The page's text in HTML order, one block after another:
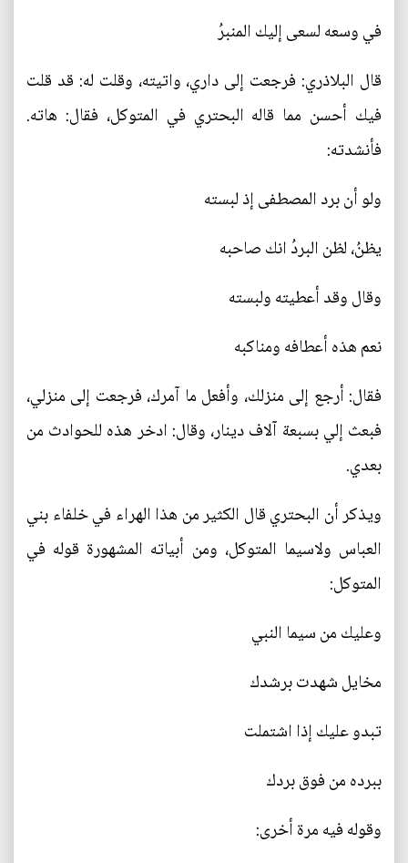
في وسعه لسعى إليك المنبرُ
قال البلاذري: فرجعت إلى داري، واتيته، وقلت له: قد قلت
فيك أحسن مما قاله البحتري في المتوكل، فقال: هاته.
فأنشدته:
ولو أن برد المصطفى إذ لبسته
يظنُ، لظن البردُ انك صاحبه
وقال وقد أعطيته ولبسته
نعم هذه أعطافه ومناكبه
فقال: أرجع إلى منزلك، وأفعل ما آمرك، فرجعت إلى منزلي،
فبعث إلي بسبعة آلاف دينار، وقال: ادخر هذه للحوادث من
بعدي.
ويذكر أن البحتري قال الكثير من هذا الهراء في خلفاء بني
العباس ولاسيما المتوكل، ومن أبياته المشهورة قوله في
المتوكل:
وعليك من سيما النبي
مخايل شهدت برشدك
تبدو عليك إذا اشتملت
ببرده من فوق بردك
وقوله فيه مرة أخرى: